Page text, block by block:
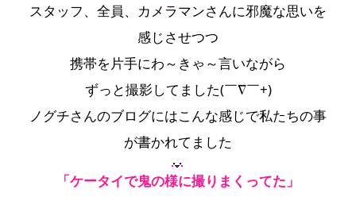
スタッフ、全員、カメラマンさんに邪魔な思いを
感じさせつつ
携帯を片手にわ～きゃ～言いながら
ずっと撮影してました(￣∇￣+)
ノグチさんのブログにはこんな感じで私たちの事
が書かれてました
「ケータイで鬼の様に撮りまくってた」